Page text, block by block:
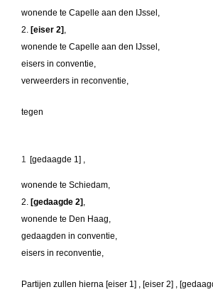
wonende te Capelle aan den IJssel,
2. [eiser 2] ,
wonende te Capelle aan den IJssel,
eisers in conventie,
verweerders in reconventie,
tegen
1 [gedaagde 1] ,
wonende te Schiedam,
2. [gedaagde 2] ,
wonende te Den Haag,
gedaagden in conventie,
eisers in reconventie,
Partijen zullen hierna [eiser 1] , [eiser 2] ,